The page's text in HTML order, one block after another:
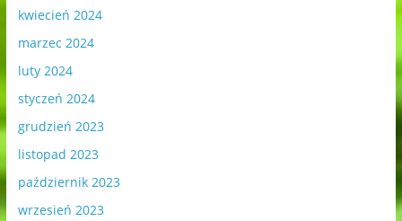
kwiecień 2024
marzec 2024
luty 2024
styczeń 2024
grudzień 2023
listopad 2023
październik 2023
wrzesień 2023